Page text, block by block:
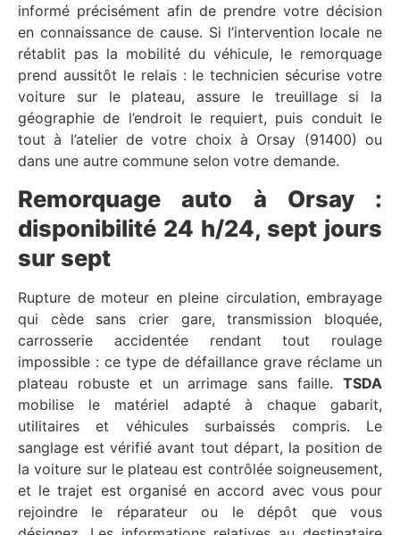
informé précisément afin de prendre votre décision
en connaissance de cause. Si l’intervention locale ne
rétablit pas la mobilité du véhicule, le remorquage
prend aussitôt le relais : le technicien sécurise votre
voiture sur le plateau, assure le treuillage si la
géographie de l’endroit le requiert, puis conduit le
tout à l’atelier de votre choix à Orsay (91400) ou
dans une autre commune selon votre demande.
Remorquage auto à Orsay :
disponibilité 24 h/24, sept jours
sur sept
Rupture de moteur en pleine circulation, embrayage
qui cède sans crier gare, transmission bloquée,
carrosserie accidentée rendant tout roulage
impossible : ce type de défaillance grave réclame un
plateau robuste et un arrimage sans faille. TSDA
mobilise le matériel adapté à chaque gabarit,
utilitaires et véhicules surbaissés compris. Le
sanglage est vérifié avant tout départ, la position de
la voiture sur le plateau est contrôlée soigneusement,
et le trajet est organisé en accord avec vous pour
rejoindre le réparateur ou le dépôt que vous